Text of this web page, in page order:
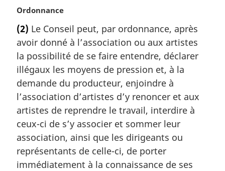
N
t
e
m
a
g
i
n
a
e
:
Ordonnance
(2) Le Conseil peut, par ordonnance, après
avoir donné à l’association ou aux artistes
la possibilité de se faire entendre, déclarer
illégaux les moyens de pression et, à la
demande du producteur, enjoindre à
l’association d’artistes d’y renoncer et aux
artistes de reprendre le travail, interdire à
ceux-ci de s’y associer et sommer leur
association, ainsi que les dirigeants ou
représentants de celle-ci, de porter
immédiatement à la connaissance de ses